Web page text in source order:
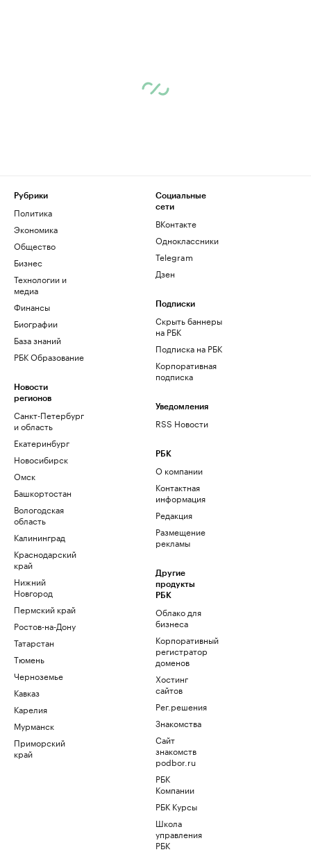
Рубрики
Политика
Экономика
Общество
Бизнес
Технологии и
медиа
Финансы
Биографии
База знаний
РБК Образование
Новости
регионов
Санкт-Петербург
и область
Екатеринбург
Новосибирск
Омск
Башкортостан
Вологодская
область
Калининград
Краснодарский
край
Нижний
Новгород
Пермский край
Ростов-на-Дону
Татарстан
Тюмень
Черноземье
Кавказ
Карелия
Мурманск
Приморский
край
Социальные
сети
ВКонтакте
Одноклассники
Telegram
Дзен
Подписки
Скрыть баннеры
на РБК
Подписка на РБК
Корпоративная
подписка
Уведомления
RSS Новости
РБК
О компании
Контактная
информация
Редакция
Размещение
рекламы
Другие
продукты
РБК
Облако для
бизнеса
Корпоративный
регистратор
доменов
Хостинг
сайтов
Рег.решения
Знакомства
Сайт
знакомств
podbor.ru
РБК
Компании
РБК Курсы
Школа
управления
РБК